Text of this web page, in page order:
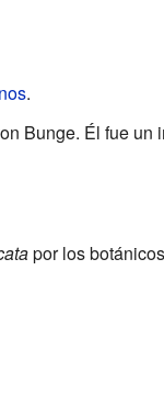
.
Bunge. Él fue un
por los